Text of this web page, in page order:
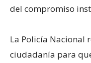
del compromiso
La Policía Nacional
ciudadanía para